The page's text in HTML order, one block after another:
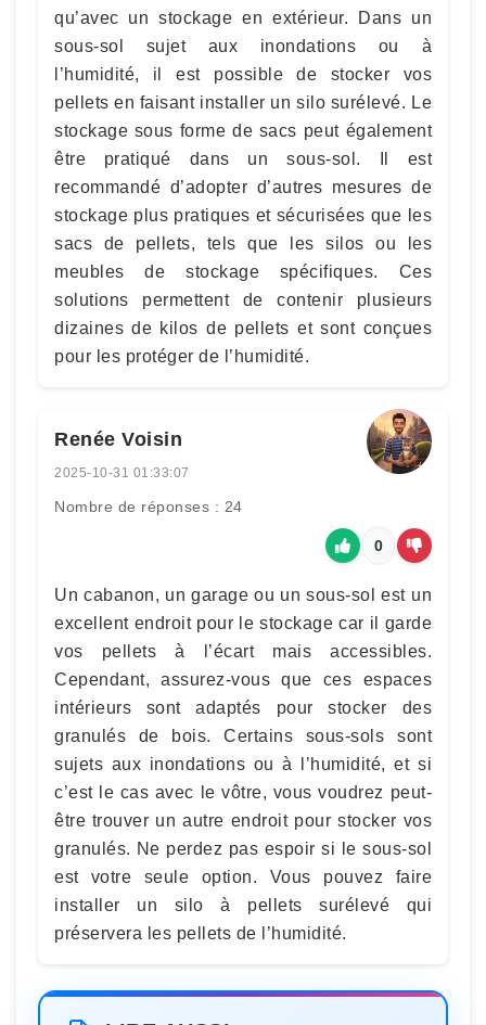
qu’avec un stockage en extérieur. Dans un
sous-sol sujet aux inondations ou à
l’humidité, il est possible de stocker vos
pellets en faisant installer un silo surélevé. Le
stockage sous forme de sacs peut également
être pratiqué dans un sous-sol. Il est
recommandé d’adopter d’autres mesures de
stockage plus pratiques et sécurisées que les
sacs de pellets, tels que les silos ou les
meubles de stockage spécifiques. Ces
solutions permettent de contenir plusieurs
dizaines de kilos de pellets et sont conçues
pour les protéger de l’humidité.
Renée Voisin
2025-10-31 01:33:07
Nombre de réponses : 24
0
Un cabanon, un garage ou un sous-sol est un
excellent endroit pour le stockage car il garde
vos pellets à l’écart mais accessibles.
Cependant, assurez-vous que ces espaces
intérieurs sont adaptés pour stocker des
granulés de bois. Certains sous-sols sont
sujets aux inondations ou à l’humidité, et si
c’est le cas avec le vôtre, vous voudrez peut-
être trouver un autre endroit pour stocker vos
granulés. Ne perdez pas espoir si le sous-sol
est votre seule option. Vous pouvez faire
installer un silo à pellets surélevé qui
préservera les pellets de l’humidité.